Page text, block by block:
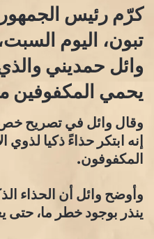
كرّم رئيس
تبون، اليوم
وائل حمديني
يحمي المكفوفين
وقال وائل في تصريح خص
إنه ابتكر حذاءً ذكيا لذوي
المكفوفون.
وأوضح وائل أن الحذاء
ينذر بوجود خطر ما، حتى